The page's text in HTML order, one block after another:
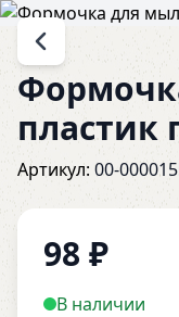
пластик
Артикул: 00-
98 ₽
В наличии